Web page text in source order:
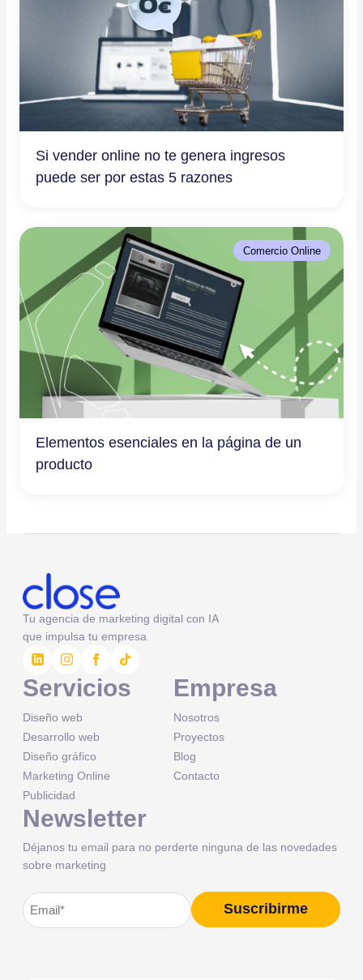
Si vender online no te genera ingresos
puede ser por estas 5 razones
Comercio Online
Elementos esenciales en la página de un
producto
Tu agencia de marketing digital con IA
que impulsa tu empresa
Servicios
Diseño web
Desarrollo web
Diseño gráfico
Marketing Online
Publicidad
Empresa
Nosotros
Proyectos
Blog
Contacto
Newsletter
Déjanos tu email para no perderte ninguna de las novedades
sobre marketing
Correo
electrónico(Obligatorio)
Suscribirme
Alternative: